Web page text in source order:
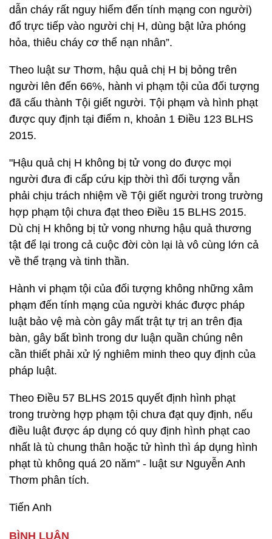
dẫn cháy rất nguy hiểm đến tính mạng con người)
đổ trực tiếp vào người chị H, dùng bật lửa phóng
hỏa, thiêu cháy cơ thể nạn nhân”.
Theo luật sư Thơm, hậu quả chị H bị bỏng trên
người lên đến 66%, hành vi phạm tội của đối tượng
đã cấu thành Tội giết người. Tội phạm và hình phạt
được quy định tại điểm n, khoản 1 Điều 123 BLHS
2015.
"Hậu quả chị H không bị tử vong do được mọi
người đưa đi cấp cứu kịp thời thì đối tượng vẫn
phải chịu trách nhiệm về Tội giết người trong trường
hợp phạm tội chưa đạt theo Điều 15 BLHS 2015.
Dù chị H không bị tử vong nhưng hậu quả thương
tật để lại trong cả cuộc đời còn lại là vô cùng lớn cả
về thể trạng và tinh thần.
Hành vi phạm tội của đối tượng không những xâm
phạm đến tính mạng của người khác được pháp
luật bảo vệ mà còn gây mất trật tự trị an trên địa
bàn, gây bất bình trong dư luận quần chúng nên
cần thiết phải xử lý nghiêm minh theo quy định của
pháp luật.
Theo Điều 57 BLHS 2015 quyết định hình phạt
trong trường hợp phạm tội chưa đạt quy định, nếu
điều luật được áp dụng có quy định hình phạt cao
nhất là tù chung thân hoặc tử hình thì áp dụng hình
phạt tù không quá 20 năm" - luật sư Nguyễn Anh
Thơm phân tích.
Tiến Anh